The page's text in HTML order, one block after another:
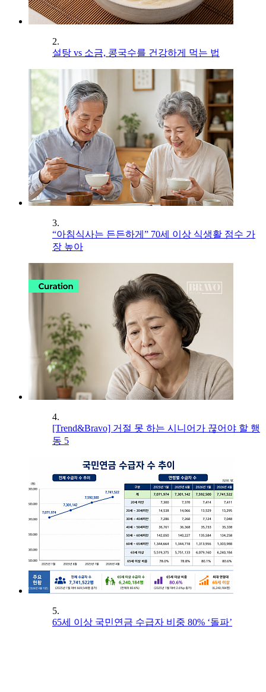
2.
설탕 vs 소금, 콩국수를 건강하게 먹는 법
3.
“아침식사는 든든하게” 70세 이상 식생활 점수 가
장 높아
4.
[Trend&Bravo] 거절 못 하는 시니어가 끊어야 할 행
동 5
5.
65세 이상 국민연금 수급자 비중 80% ‘돌파’